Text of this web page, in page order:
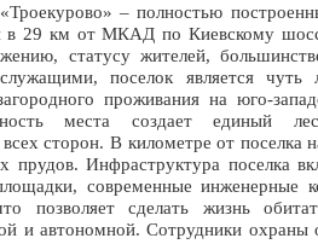
– полностью
в 29 км от МКАД по Киевскому
статусу жителей,
служащими, поселок является
проживания на юго-
места создает единый
сторон. В километре от поселка
прудов. Инфраструктура поселка
современные инженерные
позволяет сделать жизнь
и автономной. Сотрудники охраны